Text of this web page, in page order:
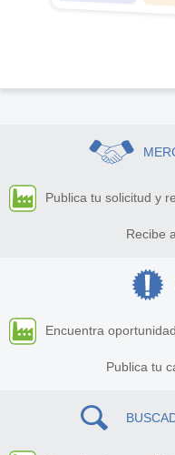
Publica tu solicitud y
Recibe
Encuentra
Publica tu